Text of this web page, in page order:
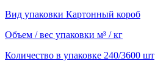
Вид упаковки Картонный короб
Объем / вес упаковки м³ / кг
Количество в упаковке 240/3600 шт